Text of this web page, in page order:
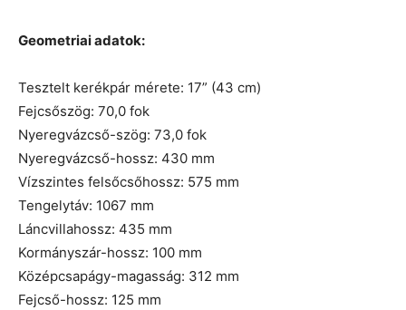
Geometriai adatok:
Tesztelt kerékpár mérete: 17” (43 cm)
Fejcsőszög: 70,0 fok
Nyeregvázcső-szög: 73,0 fok
Nyeregvázcső-hossz: 430 mm
Vízszintes felsőcsőhossz: 575 mm
Tengelytáv: 1067 mm
Láncvillahossz: 435 mm
Kormányszár-hossz: 100 mm
Középcsapágy-magasság: 312 mm
Fejcső-hossz: 125 mm